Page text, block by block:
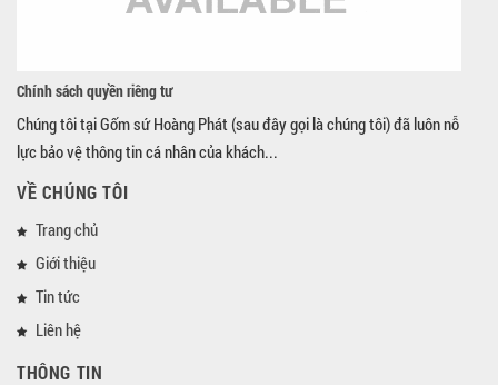
Chính sách quyền riêng tư
Chúng tôi tại Gốm sứ Hoàng Phát (sau đây gọi là chúng tôi) đã luôn nỗ
lực bảo vệ thông tin cá nhân của khách...
VỀ CHÚNG TÔI
Trang chủ
Giới thiệu
Tin tức
Liên hệ
THÔNG TIN